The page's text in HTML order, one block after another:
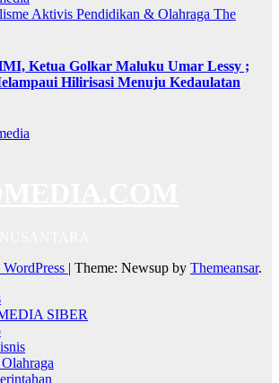
Aktivis Pendidikan & Olahraga The
Ketua Golkar Maluku Umar Lessy ;
Hilirisasi Menuju Kedaulatan
| Theme: Newsup by Themeansar.
SIBER